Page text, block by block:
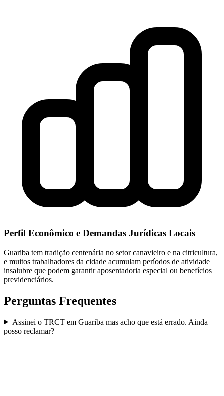
Perfil Econômico e Demandas Jurídicas Locais
Guariba tem tradição centenária no setor canavieiro e na citricultura,
e muitos trabalhadores da cidade acumulam períodos de atividade
insalubre que podem garantir aposentadoria especial ou benefícios
previdenciários.
Perguntas Frequentes
Assinei o TRCT em Guariba mas acho que está errado. Ainda
posso reclamar?